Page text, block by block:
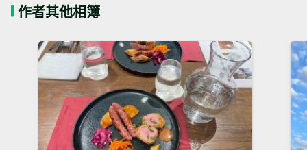
作者其他相簿